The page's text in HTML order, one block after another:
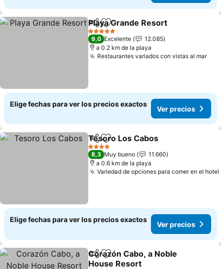
CompartirAgregar a favoritos
Playa Grande Resort
5 Estrellas
9,0 Excelente
12.085
a 0.2 km de la playa
Restaurantes variados con vistas al mar
Elige fechas para ver los precios exactos
Ver precios
Compartir
Agregar a favoritos
Tesoro Los Cabos
4 Estrellas
8,3 Muy bueno
11.660
a 0.6 km de la playa
Variedad de opciones para comer en el hotel
Elige fechas para ver los precios exactos
Ver precios
CompartirAgregar a favoritos
Corazón Cabo, a Noble
House Resort